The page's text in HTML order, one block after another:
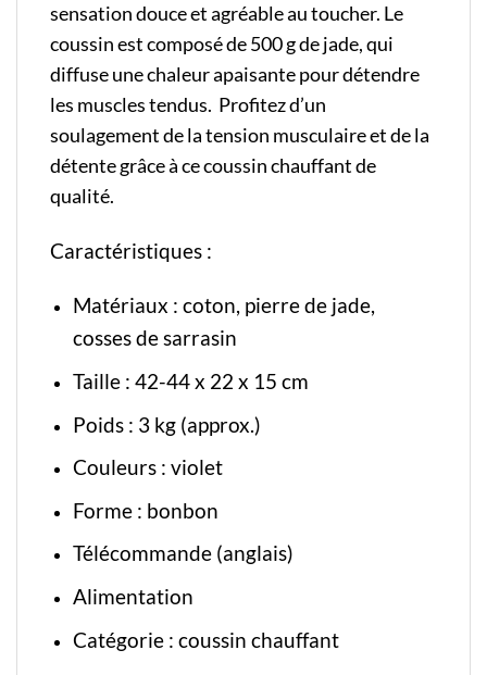
sensation douce et agréable au toucher. Le
coussin est composé de 500 g de jade, qui
diffuse une chaleur apaisante pour détendre
les muscles tendus. Profitez d’un
soulagement de la tension musculaire et de la
détente grâce à ce coussin chauffant de
qualité.
Caractéristiques :
Matériaux : coton, pierre de jade,
cosses de sarrasin
Taille : 42-44 x 22 x 15 cm
Poids : 3 kg (approx.)
Couleurs : violet
Forme : bonbon
Télécommande (anglais)
Alimentation
Catégorie : coussin chauffant